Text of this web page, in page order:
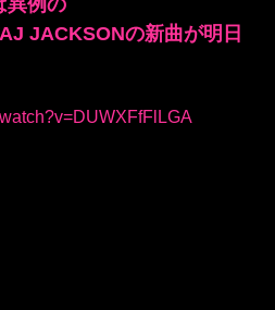
異例の
JACKSONの新曲が明日